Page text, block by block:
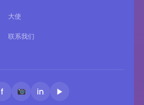
大使
联系我们
f in ▶